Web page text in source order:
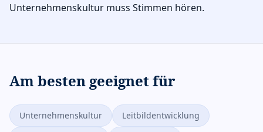
Unternehmenskultur muss Stimmen hören.
Am besten geeignet für
Unternehmenskultur
Leitbildentwicklung